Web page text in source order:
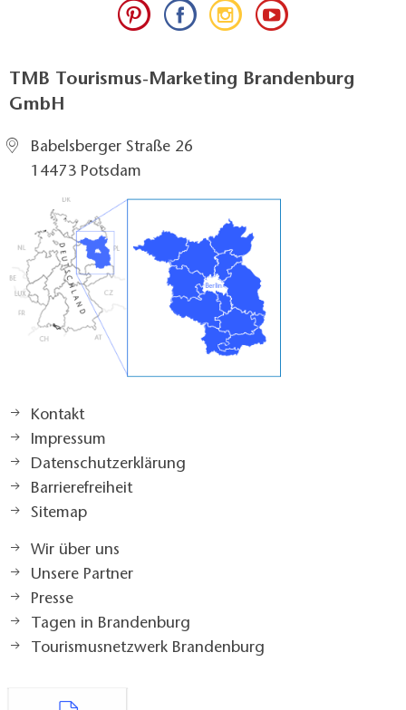
TMB Tourismus-Marketing Brandenburg
GmbH
Babelsberger Straße 26
14473 Potsdam
Kontakt
Impressum
Datenschutzerklärung
Barrierefreiheit
Sitemap
Wir über uns
Unsere Partner
Presse
Tagen in Brandenburg
Tourismusnetzwerk Brandenburg